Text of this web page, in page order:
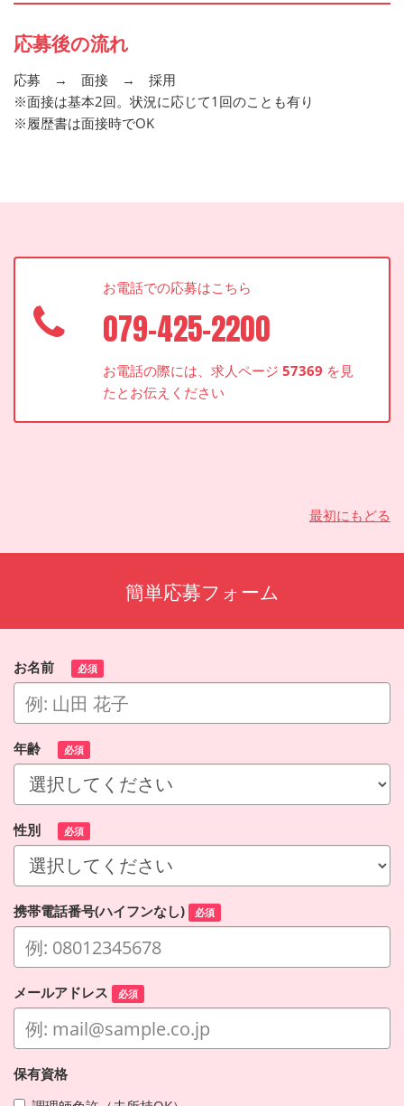
応募後の流れ
応募 → 面接 → 採用
※面接は基本2回。状況に応じて1回のことも有り
※履歴書は面接時でOK
お電話での応募はこちら
079-425-2200
お電話の際には、求人ページ57369 を見
たとお伝えください
最初にもどる
簡単応募フォーム
お名前 必須
年齢 必須
性別 必須
携帯電話番号(ハイフンなし) 必須
メールアドレス 必須
保有資格